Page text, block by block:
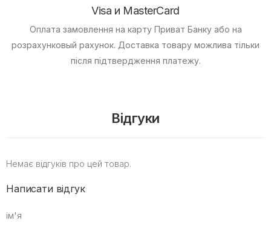
Visa и MasterCard
Оплата замовлення на карту Приват Банку або на
розрахунковый рахунок. Доставка товару можлива тільки
після підтвердження платежу.
Відгуки
Немає відгуків про цей товар.
Написати відгук
ім'я